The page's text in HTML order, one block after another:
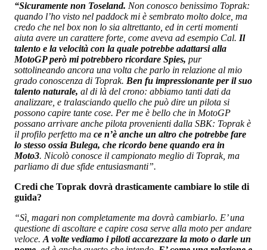
“Sicuramente non Toseland. Non conosco benissimo Toprak:
quando l’ho visto nel paddock mi è sembrato molto dolce, ma
credo che nel box non lo sia altrettanto, ed in certi momenti
aiuta avere un carattere forte, come aveva ad esempio Cal. Il
talento e la velocità con la quale potrebbe adattarsi alla
MotoGP però mi potrebbero ricordare Spies, pur
sottolineando ancora una volta che parlo in relazione al mio
grado conoscenza di Toprak. Ben fu impressionante per il suo
talento naturale, al di là del crono: abbiamo tanti dati da
analizzare, e tralasciando quello che può dire un pilota si
possono capire tante cose. Per me è bello che in MotoGP
possano arrivare anche pilota provenienti dalla SBK: Toprak è
il profilo perfetto ma ce n’è anche un altro che potrebbe fare
lo stesso ossia Bulega, che ricordo bene quando era in
Moto3. Nicolò conosce il campionato meglio di Toprak, ma
parliamo di due sfide entusiasmanti”.
Credi che Toprak dovrà drasticamente cambiare lo stile di
guida?
“Sì, magari non completamente ma dovrà cambiarlo. E’ una
questione di ascoltare e capire cosa serve alla moto per andare
veloce.A volte vediamo i piloti accarezzare la moto o darle un